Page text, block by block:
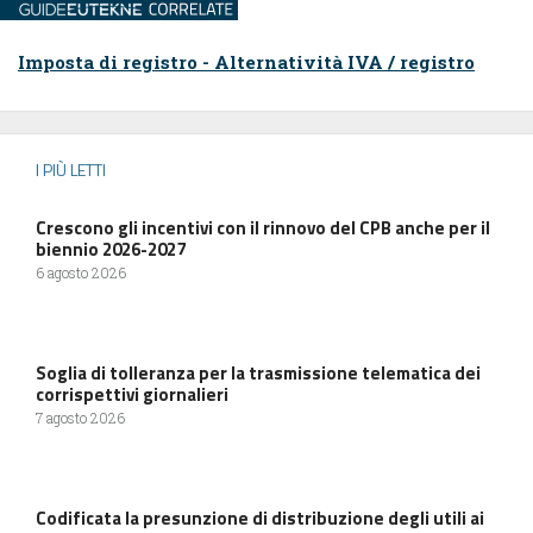
Imposta di registro - Alternatività IVA / registro
I PIÙ LETTI
Crescono gli incentivi con il rinnovo del CPB anche per il
biennio 2026-2027
6 agosto 2026
Soglia di tolleranza per la trasmissione telematica dei
corrispettivi giornalieri
7 agosto 2026
Codificata la presunzione di distribuzione degli utili ai